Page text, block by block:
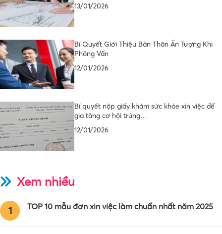
13/01/2026
Bí Quyết Giới Thiệu Bản Thân Ấn Tượng Khi
Phỏng Vấn
12/01/2026
Bí quyết nộp giấy khám sức khỏe xin việc để
gia tăng cơ hội trúng…
12/01/2026
Xem nhiều
1 TOP 10 mẫu đơn xin việc làm chuẩn nhất năm 2025